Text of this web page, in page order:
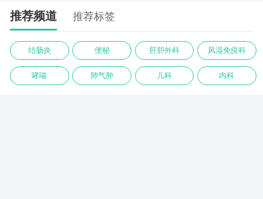
推荐频道 推荐标签
结肠炎 便秘 肝胆外科 风湿免疫科
哮喘 肺气肿 儿科 内科